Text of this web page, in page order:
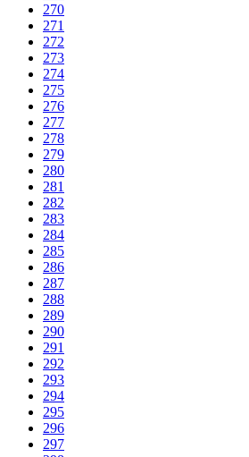
270
271
272
273
274
275
276
277
278
279
280
281
282
283
284
285
286
287
288
289
290
291
292
293
294
295
296
297